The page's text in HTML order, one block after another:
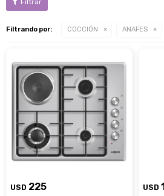
Filtrando por: COCCIÓN ANAFES
USD 225 USD